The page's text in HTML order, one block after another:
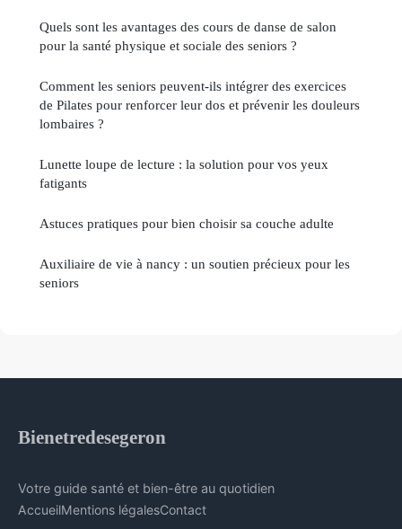
Quels sont les avantages des cours de danse de salon
pour la santé physique et sociale des seniors ?
Comment les seniors peuvent-ils intégrer des exercices
de Pilates pour renforcer leur dos et prévenir les douleurs
lombaires ?
Lunette loupe de lecture : la solution pour vos yeux
fatigants
Astuces pratiques pour bien choisir sa couche adulte
Auxiliaire de vie à nancy : un soutien précieux pour les
seniors
Bienetredesegeron
Votre guide santé et bien-être au quotidien
AccueilMentions légalesContact